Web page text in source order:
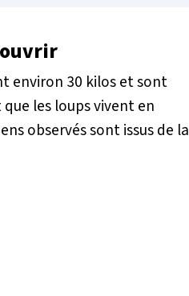
environ 30 kilos et sont
que les loups vivent en
observés sont issus de la